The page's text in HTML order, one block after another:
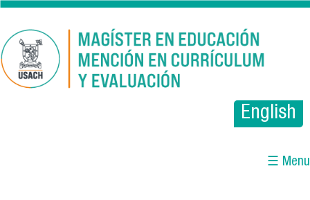
Pasar al contenido principal
English
☰ Menu